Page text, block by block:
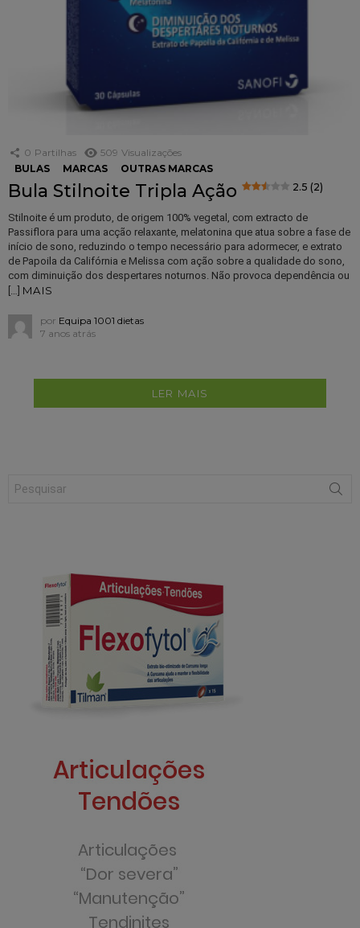
0 Partilhas 509 Visualizações
BULAS
MARCAS OUTRAS MARCAS
Bula Stilnoite Tripla Ação 2.5 (2)
Stilnoite é um produto, de origem 100% vegetal, com extracto de
Passiflora para uma acção relaxante, melatonina que atua sobre a fase de
início de sono, reduzindo o tempo necessário para adormecer, e extrato
de Papoila da Califórnia e Melissa com ação sobre a qualidade do sono,
com diminuição dos despertares noturnos. Não provoca dependência ou
[…] MAIS
por Equipa 1001 dietas
7 anos atrás
LER MAIS
for: